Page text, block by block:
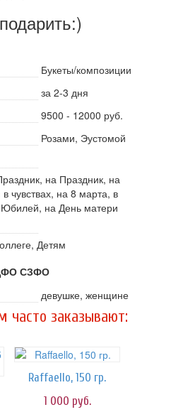
Букеты/композиции
за 2-3 дня
9500 - 12000 руб.
Розами, Эустомой
на Праздник, на
чувствах, на 8 марта, в
на День матери
Детям
СЗФО
девушке, женщине
часто заказывают:
Raffaello, 150 гр.
1 000 руб.